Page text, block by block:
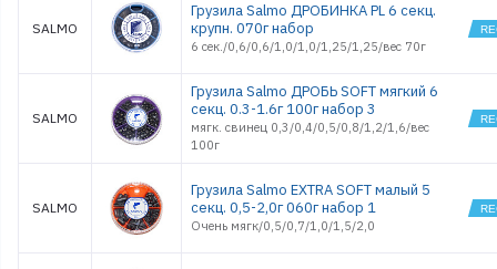
SALMO
Грузила Salmo ДРОБИНКА PL 6 секц.
крупн. 070г набор
6 сек./0,6/0,6/1,0/1,0/1,25/1,25/вес 70г
SALMO
Грузила Salmo ДРОБЬ SOFT мягкий 6
секц. 0.3-1.6г 100г набор 3
мягк. свинец 0,3/0,4/0,5/0,8/1,2/1,6/вес
100г
SALMO
Грузила Salmo EXTRA SOFT малый 5
секц. 0,5-2,0г 060г набор 1
Очень мягк/0,5/0,7/1,0/1,5/2,0